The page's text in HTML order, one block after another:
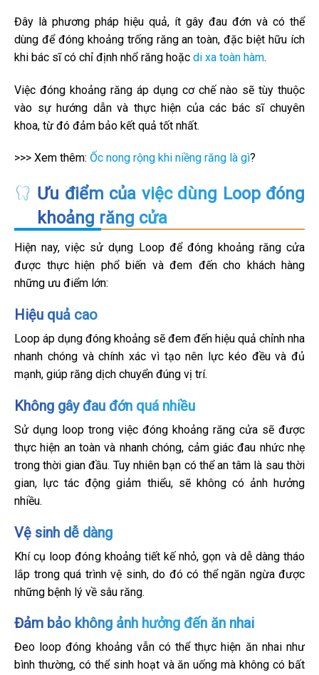
Đây là phương pháp hiệu quả, ít gây đau đớn và có thể
dùng để đóng khoảng trống răng an toàn, đặc biệt hữu ích
khi bác sĩ có chỉ định nhổ răng hoặc di xa toàn hàm.
Việc đóng khoảng răng áp dụng cơ chế nào sẽ tùy thuộc
vào sự hướng dẫn và thực hiện của các bác sĩ chuyên
khoa, từ đó đảm bảo kết quả tốt nhất.
>>> Xem thêm: Ốc nong rộng khi niềng răng là gì?
Ưu điểm của việc dùng Loop đóng
khoảng răng cửa
Hiện nay, việc sử dụng Loop để đóng khoảng răng cửa
được thực hiện phổ biến và đem đến cho khách hàng
những ưu điểm lớn:
Hiệu quả cao
Loop áp dụng đóng khoảng sẽ đem đến hiệu quả chỉnh nha
nhanh chóng và chính xác vì tạo nên lực kéo đều và đủ
mạnh, giúp răng dịch chuyển đúng vị trí.
Không gây đau đớn quá nhiều
Sử dụng loop trong việc đóng khoảng răng cửa sẽ được
thực hiện an toàn và nhanh chóng, cảm giác đau nhức nhẹ
trong thời gian đầu. Tuy nhiên bạn có thể an tâm là sau thời
gian, lực tác động giảm thiểu, sẽ không có ảnh hưởng
nhiều.
Vệ sinh dễ dàng
Khí cụ loop đóng khoảng tiết kế nhỏ, gọn và dễ dàng tháo
lắp trong quá trình vệ sinh, do đó có thể ngăn ngừa được
những bệnh lý về sâu răng.
Đảm bảo không ảnh hưởng đến ăn nhai
Đeo loop đóng khoảng vẫn có thể thực hiện ăn nhai như
bình thường, có thể sinh hoạt và ăn uống mà không có bất